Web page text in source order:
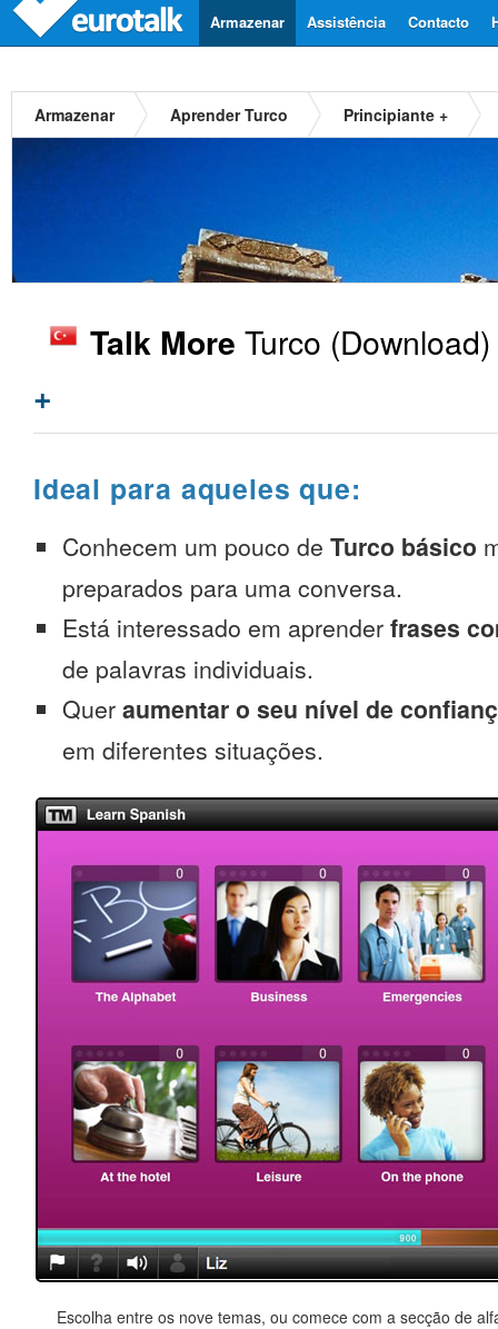
Contacto
Assistência
Armazenar
Armazenar Aprender Turco Principiante +
Talk More Turco
+
Ideal para aqueles que:
Conhecem um pouco de Turco básico
preparados para uma conversa.
Está interessado em aprender frases
de palavras individuais.
Quer aumentar o seu nível de
em diferentes situações.
Escolha entre os nove temas, ou comece com a secção de